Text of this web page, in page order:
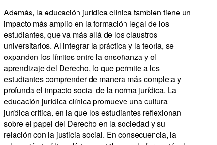
Además, la educación jurídica clínica también tiene un
impacto más amplio en la formación legal de los
estudiantes, que va más allá de los claustros
universitarios. Al integrar la práctica y la teoría, se
expanden los límites entre la enseñanza y el
aprendizaje del Derecho, lo que permite a los
estudiantes comprender de manera más completa y
profunda el impacto social de la norma jurídica. La
educación jurídica clínica promueve una cultura
jurídica crítica, en la que los estudiantes reflexionan
sobre el papel del Derecho en la sociedad y su
relación con la justicia social. En consecuencia, la